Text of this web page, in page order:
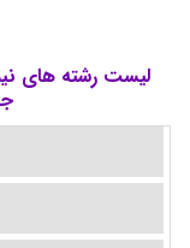
لیست رشته های